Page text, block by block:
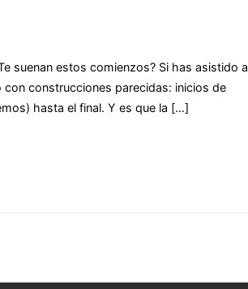
suenan estos comienzos? Si has asistido a
construcciones parecidas: inicios de
hasta el final. Y es que la […]